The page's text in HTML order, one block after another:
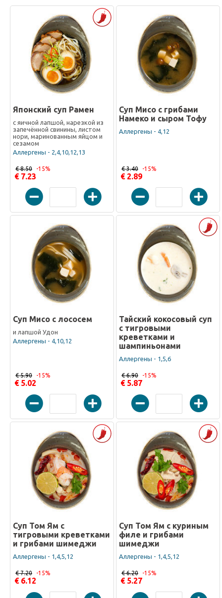
Японский суп Рамен
с яичной лапшой, нарезкой из
запечённой свинины, листом
нори, маринованным яйцом и
сезамом
Аллергены - 2,4,10,12,13
€ 7.23
€ 8.50 -15%
Суп Мисо с грибами
Намеко и сыром Тофу
Аллергены - 4,12
€ 2.89
€ 3.40 -15%
Суп Мисо с лососем
и лапшой Удон
Аллергены - 4,10,12
€ 5.02
€ 5.90 -15%
Тайский кокосовый суп
с тигровыми
креветками и
шампиньонами
Аллергены - 1,5,6
€ 5.87
€ 6.90 -15%
Суп Том Ям с
тигровыми креветками
и грибами шимеджи
Аллергены - 1,4,5,12
€ 6.12
€ 7.20 -15%
Суп Том Ям с куриным
филе и грибами
шимеджи
Аллергены - 1,4,5,12
€ 5.27
€ 6.20 -15%